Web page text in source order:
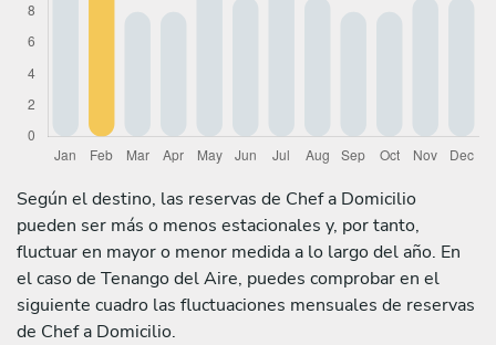
Según el destino, las reservas de Chef a Domicilio
pueden ser más o menos estacionales y, por tanto,
fluctuar en mayor o menor medida a lo largo del año. En
el caso de Tenango del Aire, puedes comprobar en el
siguiente cuadro las fluctuaciones mensuales de reservas
de Chef a Domicilio.